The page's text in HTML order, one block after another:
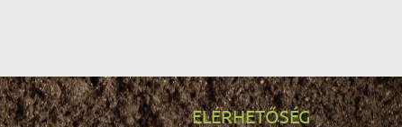
befőzés
lekvár
mediterrán
ELÉRHETŐSÉG